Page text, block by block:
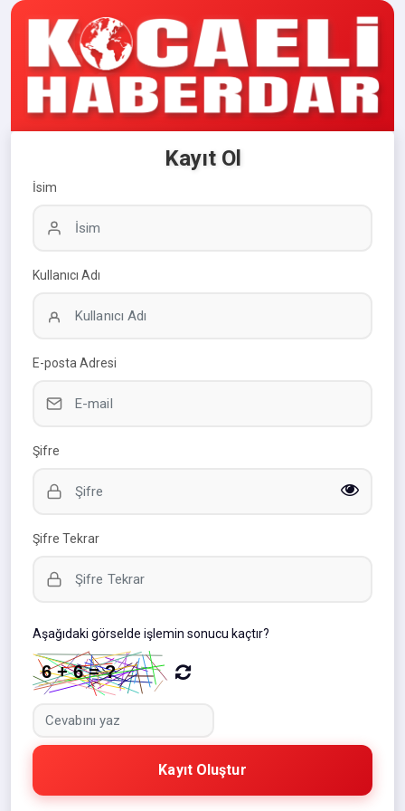
Kayıt Ol
İsim
Kullanıcı Adı
E-posta Adresi
Şifre
Şifre Tekrar
Aşağıdaki görselde işlemin sonucu kaçtır?
Kayıt Oluştur